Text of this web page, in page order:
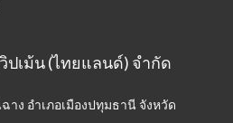
เม้น (ไทยแลนด์) จำกัด
าง อำเภอเมืองปทุมธานี จังหวัด